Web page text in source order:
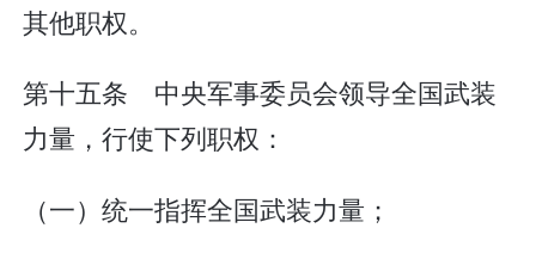
其他职权。
第十五条 中央军事委员会领导全国武装
力量，行使下列职权：
（一）统一指挥全国武装力量；